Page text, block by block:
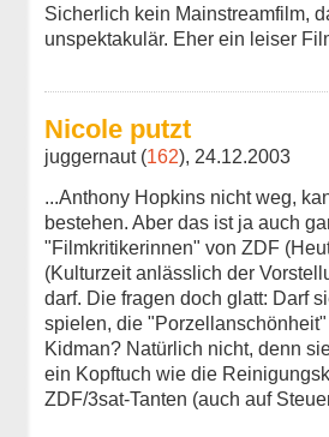
Sicherlich kein Mainstreamfilm,
unspektakulär. Eher ein leiser
Nicole putzt
juggernaut (162), 24.12.2003
...Anthony Hopkins nicht weg,
bestehen. Aber das ist ja auch
"Filmkritikerinnen" von ZDF
(Kulturzeit anlässlich der
darf. Die fragen doch glatt: Darf
spielen, die
Kidman? Natürlich nicht, denn
ein Kopftuch wie die
ZDF/3sat-Tanten (auch auf